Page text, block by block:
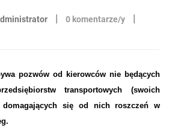
| 0 komentarze/y |
pozwów od kierowców nie będących
transportowych (swoich
domagających się od nich roszczeń w